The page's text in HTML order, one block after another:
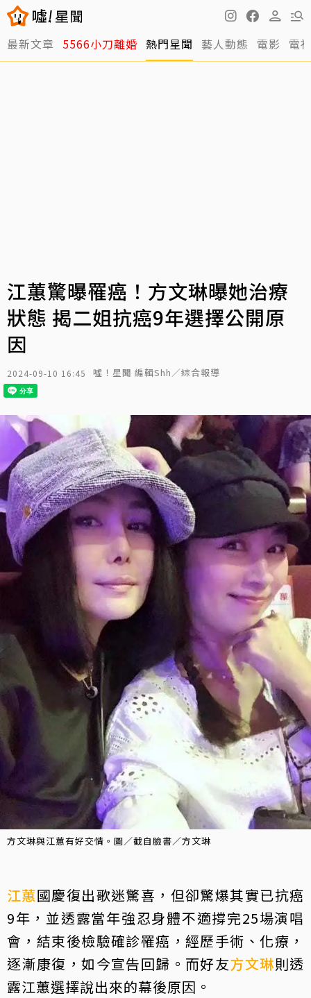
最新文章 5566小刀離婚 熱門星聞 藝人動態 電影 電
江蕙驚曝罹癌！方文琳曝她治療
狀態 揭二姐抗癌9年選擇公開原
因
2024-09-10 16:45 噓！星聞 編輯Shh／綜合報導
方文琳與江蕙有好交情。圖／截自臉書／方文琳
江蕙國慶復出歌迷驚喜，但卻驚爆其實已抗癌
9年，並透露當年強忍身體不適撐完25場演唱
會，結束後檢驗確診罹癌，經歷手術、化療，
逐漸康復，如今宣告回歸。而好友方文琳則透
露江蕙選擇說出來的幕後原因。